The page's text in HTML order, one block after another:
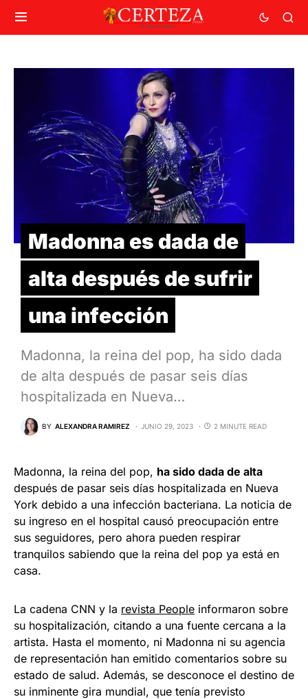
Madonna es dada de
alta después de sufrir
una infección
Madonna, la reina del pop, ha sido dada
de alta después de pasar seis días
hospitalizada en Nueva…
BY ALEXANDRA RAMIREZ JUNIO 29, 2023 2 MINUTE READ
Madonna, la reina del pop, ha sido dada de alta
después de pasar seis días hospitalizada en Nueva
York debido a una infección bacteriana. La noticia de
su ingreso en el hospital causó preocupación entre
sus seguidores, pero ahora pueden respirar
tranquilos sabiendo que la reina del pop ya está en
casa.
La cadena CNN y la revista People informaron sobre
su hospitalización, citando a una fuente cercana a la
artista. Hasta el momento, ni Madonna ni su agencia
de representación han emitido comentarios sobre su
estado de salud. Además, se desconoce el destino de
su inminente gira mundial, que tenía previsto